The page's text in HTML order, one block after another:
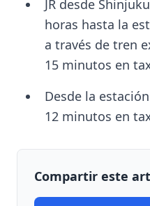
JR desde
horas hasta la
a través de tren
15 minutos en
Desde la
12 minutos en
Compartir este